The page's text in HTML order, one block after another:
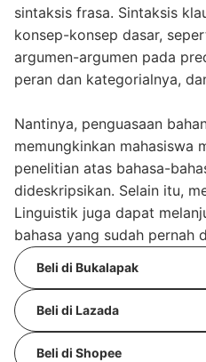
sintaksis frasa. Sintaksis
konsep-konsep dasar,
argumen-argumen pada
peran dan kategorialnya,
Nantinya, penguasaan
memungkinkan mahasiswa
penelitian atas bahasa-
dideskripsikan. Selain itu,
Linguistik juga dapat
bahasa yang sudah pernah
Beli di Bukalapak
Beli di Lazada
Beli di Shopee